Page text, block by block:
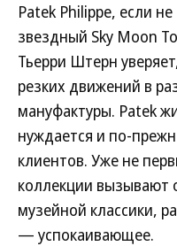
Patek Philippe, если
звездный Sky Moon
Тьерри Штерн
резких движений в
мануфактуры. Patek
нуждается и по-
клиентов. Уже не
коллекции
музейной классики,
— успокаивающее.